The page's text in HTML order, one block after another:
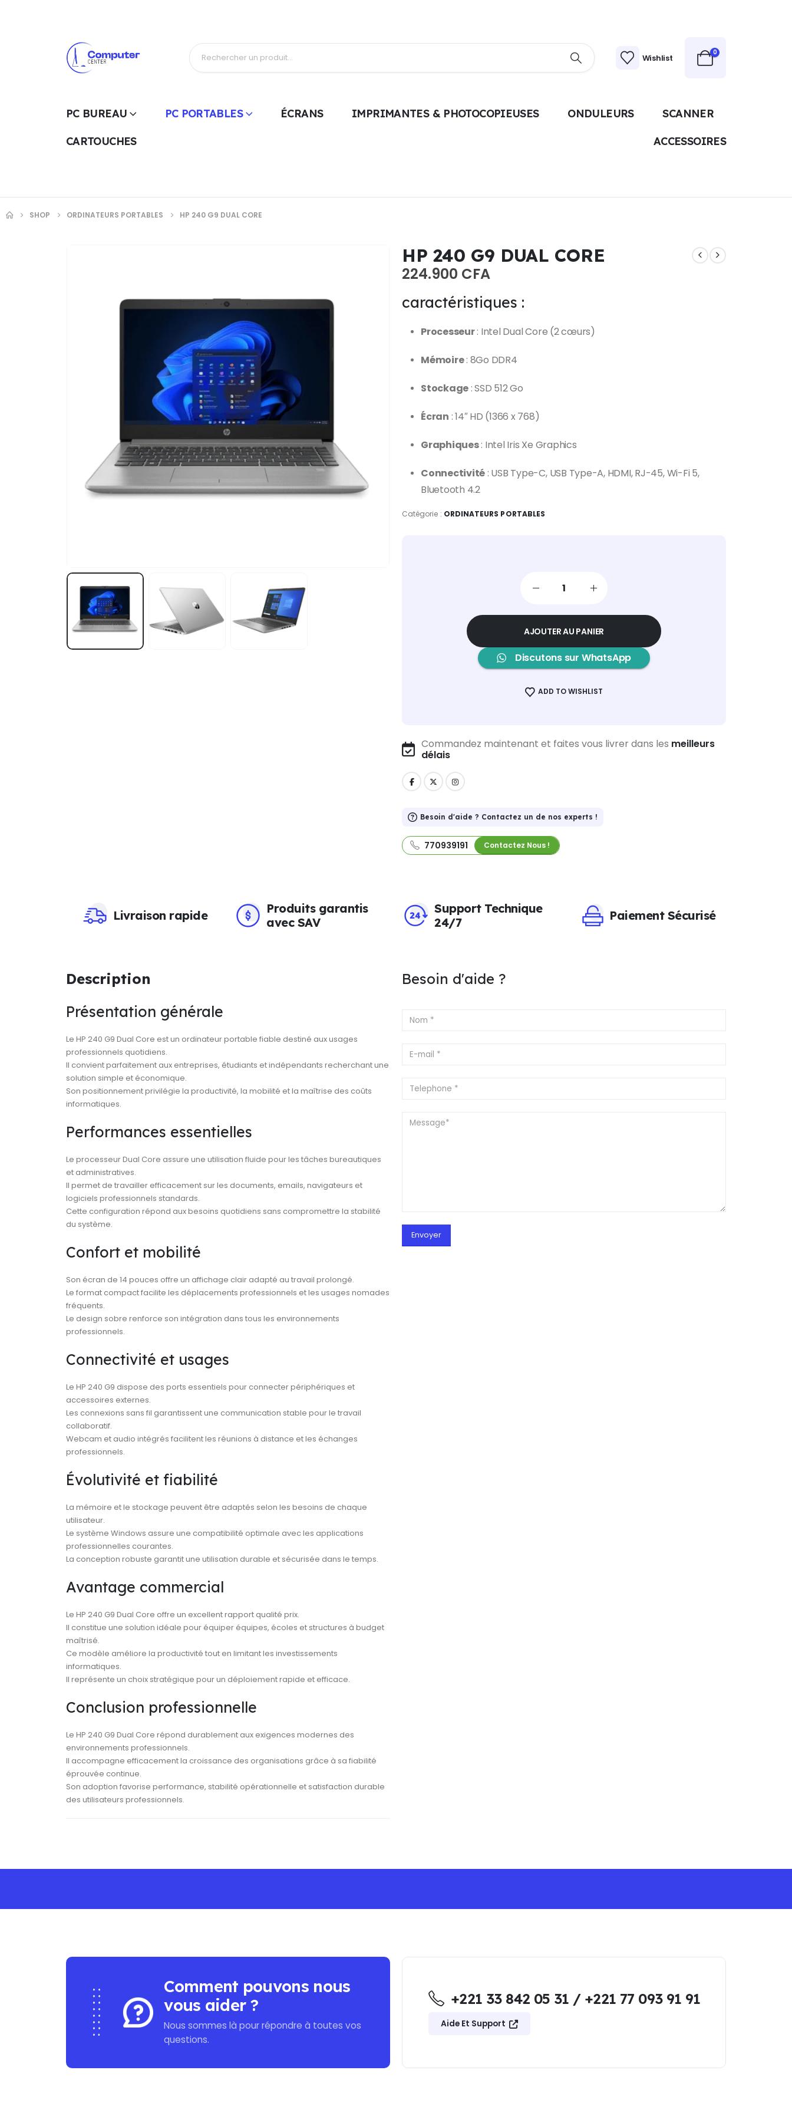
Wishlist 0
PC BUREAU PC PORTABLES ÉCRANS IMPRIMANTES & PHOTOCOPIEUSES ONDULEURS SCANNER
CARTOUCHES ACCESSOIRES
SHOP ORDINATEURS PORTABLES HP 240 G9 DUAL CORE
HP 240 G9 DUAL CORE
224.900 CFA
caractéristiques :
Processeur: Intel Dual Core (2 cœurs)
Mémoire: 8Go DDR4
Stockage : SSD 512 Go
Écran : 14″ HD (1366 x 768)
Graphiques: Intel Iris Xe Graphics
Connectivité : USB Type-C, USB Type-A, HDMI, RJ-45, Wi-Fi 5,
Bluetooth 4.2
Catégorie : ORDINATEURS PORTABLES
AJOUTER AU PANIER
Discutons sur WhatsApp
ADD TO WISHLIST
Commandez maintenant et faites vous livrer dans les meilleurs
délais
Besoin d'aide ? Contactez un de nos experts !
770939191 Contactez Nous !
Livraison rapide
Produits garantis
avec SAV
Support Technique
24/7
Paiement Sécurisé
Description
Présentation générale
Le HP 240 G9 Dual Core est un ordinateur portable fiable destiné aux usages
professionnels quotidiens.
Il convient parfaitement aux entreprises, étudiants et indépendants recherchant une
solution simple et économique.
Son positionnement privilégie la productivité, la mobilité et la maîtrise des coûts
informatiques.
Performances essentielles
Le processeur Dual Core assure une utilisation fluide pour les tâches bureautiques
et administratives.
Il permet de travailler efficacement sur les documents, emails, navigateurs et
logiciels professionnels standards.
Cette configuration répond aux besoins quotidiens sans compromettre la stabilité
du système.
Confort et mobilité
Son écran de 14 pouces offre un affichage clair adapté au travail prolongé.
Le format compact facilite les déplacements professionnels et les usages nomades
fréquents.
Le design sobre renforce son intégration dans tous les environnements
professionnels.
Connectivité et usages
Le HP 240 G9 dispose des ports essentiels pour connecter périphériques et
accessoires externes.
Les connexions sans fil garantissent une communication stable pour le travail
collaboratif.
Webcam et audio intégrés facilitent les réunions à distance et les échanges
professionnels.
Évolutivité et fiabilité
La mémoire et le stockage peuvent être adaptés selon les besoins de chaque
utilisateur.
Le système Windows assure une compatibilité optimale avec les applications
professionnelles courantes.
La conception robuste garantit une utilisation durable et sécurisée dans le temps.
Avantage commercial
Le HP 240 G9 Dual Core offre un excellent rapport qualité prix.
Il constitue une solution idéale pour équiper équipes, écoles et structures à budget
maîtrisé.
Ce modèle améliore la productivité tout en limitant les investissements
informatiques.
Il représente un choix stratégique pour un déploiement rapide et efficace.
Conclusion professionnelle
Le HP 240 G9 Dual Core répond durablement aux exigences modernes des
environnements professionnels.
Il accompagne efficacement la croissance des organisations grâce à sa fiabilité
éprouvée continue.
Son adoption favorise performance, stabilité opérationnelle et satisfaction durable
des utilisateurs professionnels.
Besoin d'aide ?
Comment pouvons nous
vous aider ?
Nous sommes là pour répondre à toutes vos
questions.
+221 33 842 05 31 / +221 77 093 91 91
Aide Et Support